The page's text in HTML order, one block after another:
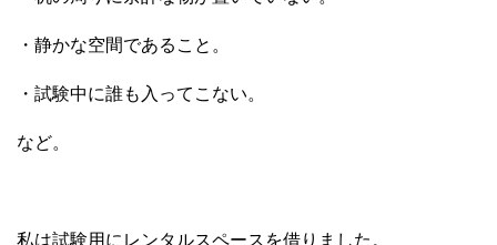
・静かな空間であること。
・試験中に誰も入ってこない。
など。
私は試験用にレンタルスペースを借りました。